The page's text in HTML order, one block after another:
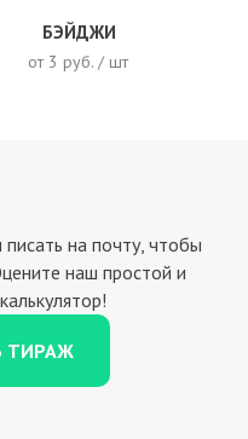
от 3 руб. / шт
БЭЙДЖИ
на почту, чтобы
наш простой и
ТИРАЖ